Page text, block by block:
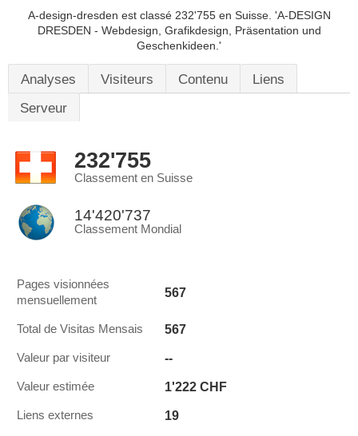
A-design-dresden est classé 232'755 en Suisse. 'A-DESIGN
DRESDEN - Webdesign, Grafikdesign, Präsentation und
Geschenkideen.'
Analyses Visiteurs Contenu
Liens
Serveur
232'755
Classement en Suisse
14'420'737
Classement Mondial
Pages visionnées
mensuellement
567
Total de Visitas Mensais 567
Valeur par visiteur --
Valeur estimée 1'222 CHF
Liens externes 19